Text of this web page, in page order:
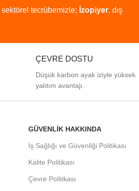
sektörel tecrübemizle; İzopiyer, dış
ÇEVRE DOSTU
Düşük karbon ayak iziyle yüksek
yalıtım avantajı.
GÜVENLİK HAKKINDA
İş Sağlığı ve Güvenliği Politikası
Kalite Politikası
Çevre Politikası